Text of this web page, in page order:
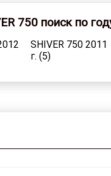
750 поиск по
SHIVER 750 2011
г. (5)